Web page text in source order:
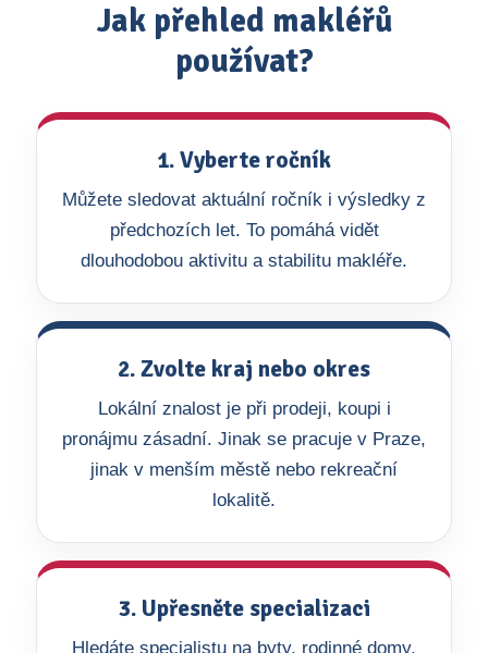
Jak přehled makléřů
používat?
1. Vyberte ročník
Můžete sledovat aktuální ročník i výsledky z
předchozích let. To pomáhá vidět
dlouhodobou aktivitu a stabilitu makléře.
2. Zvolte kraj nebo okres
Lokální znalost je při prodeji, koupi i
pronájmu zásadní. Jinak se pracuje v Praze,
jinak v menším městě nebo rekreační
lokalitě.
3. Upřesněte specializaci
Hledáte specialistu na byty, rodinné domy,